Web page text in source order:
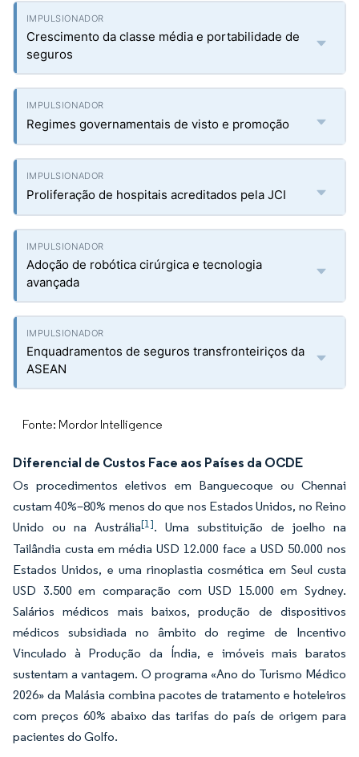
Crescimento da classe média e portabilidade de
seguros
Regimes governamentais de visto e promoção
Proliferação de hospitais acreditados pela JCI
Adoção de robótica cirúrgica e tecnologia
avançada
Enquadramentos de seguros transfronteiriços da
ASEAN
Fonte: Mordor Intelligence
Diferencial de Custos Face aos Países da OCDE
Os procedimentos eletivos em Banguecoque ou Chennai
custam 40%–80% menos do que nos Estados Unidos, no Reino
Unido ou na Austrália[1]. Uma substituição de joelho na
Tailândia custa em média USD 12.000 face a USD 50.000 nos
Estados Unidos, e uma rinoplastia cosmética em Seul custa
USD 3.500 em comparação com USD 15.000 em Sydney.
Salários médicos mais baixos, produção de dispositivos
médicos subsidiada no âmbito do regime de Incentivo
Vinculado à Produção da Índia, e imóveis mais baratos
sustentam a vantagem. O programa «Ano do Turismo Médico
2026» da Malásia combina pacotes de tratamento e hoteleiros
com preços 60% abaixo das tarifas do país de origem para
pacientes do Golfo.